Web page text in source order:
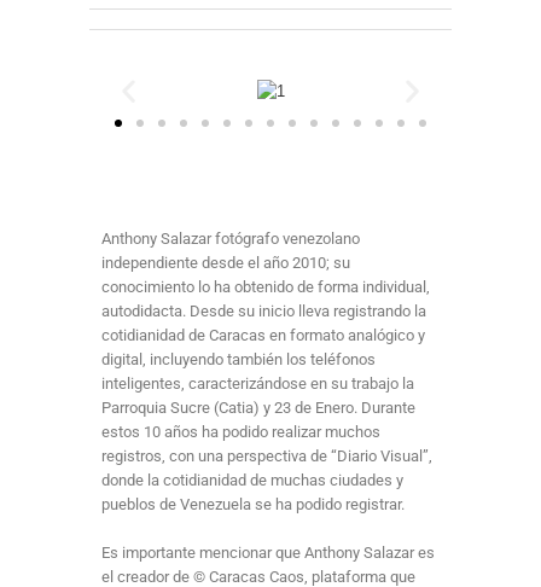
Anthony Salazar fotógrafo venezolano
independiente desde el año 2010; su
conocimiento lo ha obtenido de forma individual,
autodidacta. Desde su inicio lleva registrando la
cotidianidad de Caracas en formato analógico y
digital, incluyendo también los teléfonos
inteligentes, caracterizándose en su trabajo la
Parroquia Sucre (Catia) y 23 de Enero. Durante
estos 10 años ha podido realizar muchos
registros, con una perspectiva de “Diario Visual”,
donde la cotidianidad de muchas ciudades y
pueblos de Venezuela se ha podido registrar.
Es importante mencionar que Anthony Salazar es
el creador de © Caracas Caos, plataforma que